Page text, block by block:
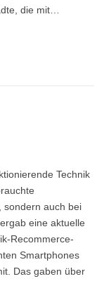
die mit…
Technik
sondern auch bei
eine aktuelle
Recommerce-
Smartphones
Das gaben über